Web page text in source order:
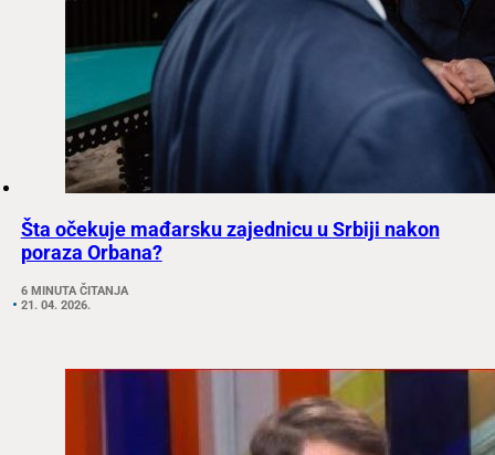
Šta očekuje mađarsku zajednicu u Srbiji nakon
poraza Orbana?
6 MINUTA ČITANJA
21. 04. 2026.